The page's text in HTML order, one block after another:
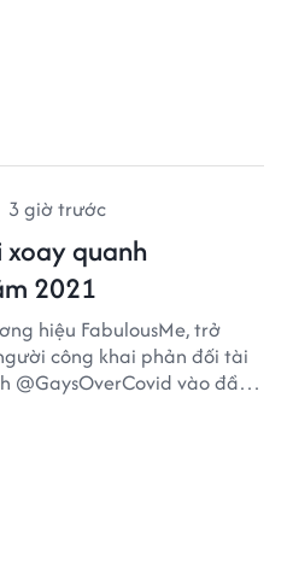
3 giờ trước
xoay quanh
2021
hiệu FabulousMe, trở
công khai phản đối tài
@GaysOverCovid vào đầu